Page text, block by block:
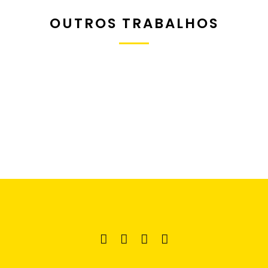
OUTROS TRABALHOS